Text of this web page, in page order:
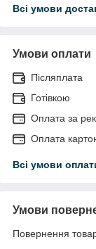
Всі умови
Умови оплати
Післяплата
Готівкою
Оплата за
Оплата
Всі умови
Умови
Повернення